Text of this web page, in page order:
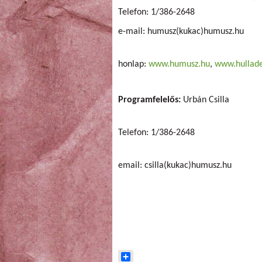
Telefon: 1/386-2648
e-mail: humusz(kukac)humusz.hu
honlap: www.humusz.hu,
Programfelelős: Urbán Csilla
Telefon: 1/386-2648
email: csilla(kukac)humusz.hu